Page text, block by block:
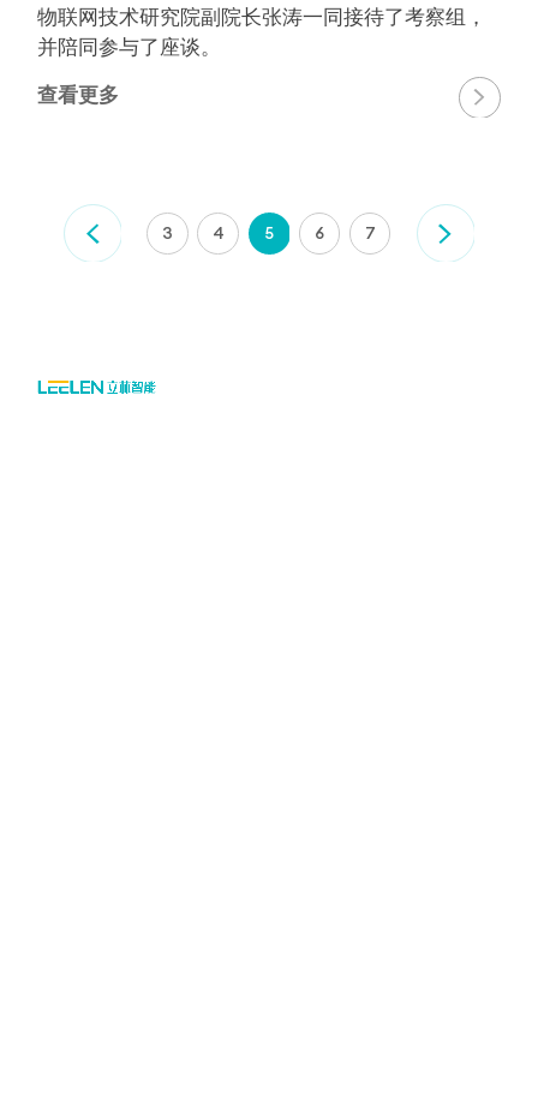
物联网技术研究院副院长张涛一同接待了考察组，
并陪同参与了座谈。
查看更多 
 3 4 5 6 7 